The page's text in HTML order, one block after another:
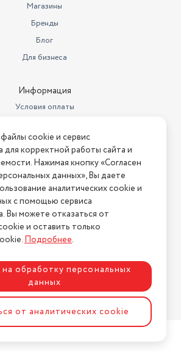
Магазины
Бренды
Блог
Для бизнеса
Информация
Условия оплаты
Условия возврата
на сайте? Напишите нам
магазин "АстМаркет". У нас есть всё!
конфиденциальности
сайтаASTDESIGN
cookie и сервис
для корректной работы сайта и
Нажимая кнопку «Согласен
данных», Вы даете
аналитических cookie и
с помощью сервиса
Вы можете отказаться от
и оставить только
Подробнее.
на обработку персональных
данных
от аналитических cookie